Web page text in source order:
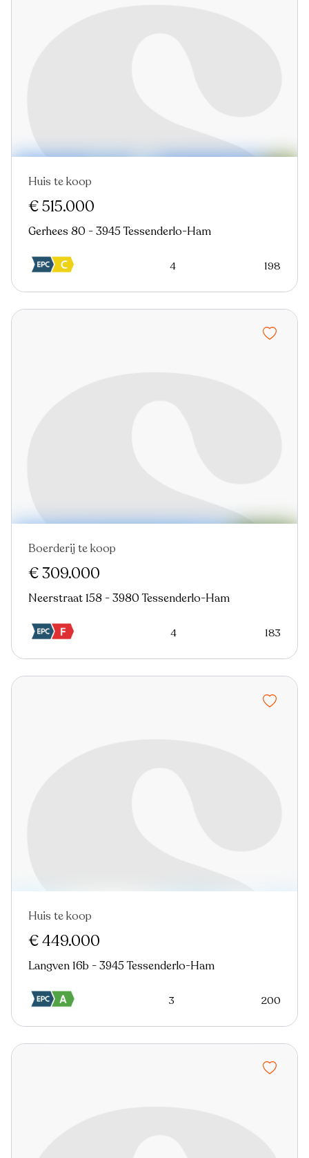
Virtual tour
Huis te koop
€ 515.000
Gerhees 80 - 3945 Tessenderlo-Ham
4 198
Boerderij te koop
€ 309.000
Neerstraat 158 - 3980 Tessenderlo-Ham
4 183
Huis te koop
€ 449.000
Langven 16b - 3945 Tessenderlo-Ham
3 200